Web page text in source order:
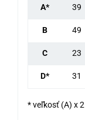
A* 39
B 49
C 23
D* 31
* veľkosť (A) x 2